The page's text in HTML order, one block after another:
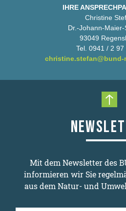
IHRE
Christine
Dr.-Johann-
93049
Tel. 0941 / 2 97
Mit dem Newsletter des
informieren wir Sie
aus dem Natur- und